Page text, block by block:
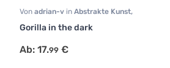
Von adrian-v in Abstrakte Kunst,
Fotografie
Modern Art
Tiermotive
Gorilla in the dark
Ab: 17.99 €